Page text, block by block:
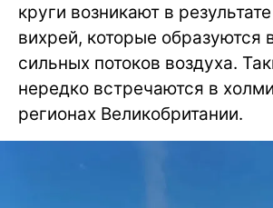
круги возникают в
вихрей, которые образуются
сильных потоков воздуха.
нередко встречаются в
регионах Великобритании.